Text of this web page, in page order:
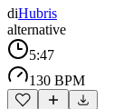
diHubris
alternative
5:47
130 BPM